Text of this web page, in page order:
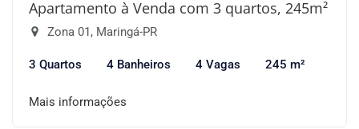
Apartamento à Venda com 3 quartos, 245m²
Zona 01, Maringá-PR
3 Quartos 4 Banheiros 4 Vagas 245 m²
Mais informações